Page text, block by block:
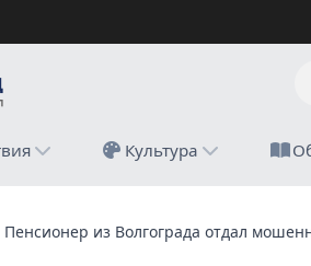
Культура
Пенсионер из Волгограда отдал